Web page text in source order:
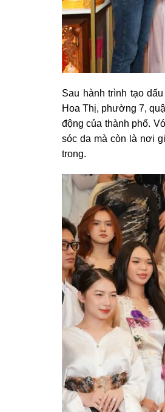
Sau hành trình tạo
Hoa Thị, phường 7,
động của thành phố.
sóc da mà còn là nơi
trong.